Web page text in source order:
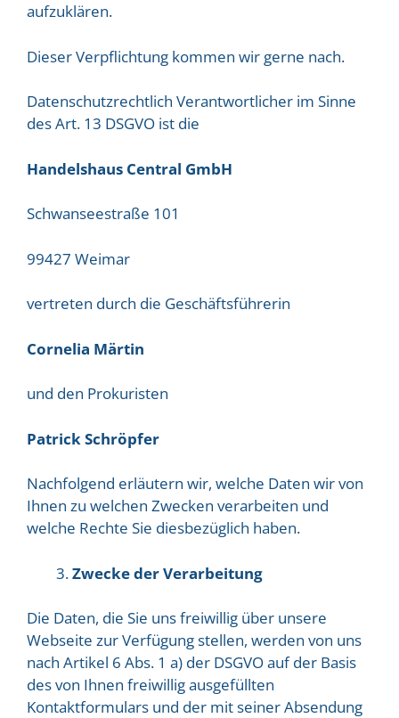
aufzuklären.
Dieser Verpflichtung kommen wir gerne nach.
Datenschutzrechtlich Verantwortlicher im Sinne
des Art. 13 DSGVO ist die
Handelshaus Central GmbH
Schwanseestraße 101
99427 Weimar
vertreten durch die Geschäftsführerin
Cornelia Märtin
und den Prokuristen
Patrick Schröpfer
Nachfolgend erläutern wir, welche Daten wir von
Ihnen zu welchen Zwecken verarbeiten und
welche Rechte Sie diesbezüglich haben.
Zwecke der Verarbeitung
Die Daten, die Sie uns freiwillig über unsere
Webseite zur Verfügung stellen, werden von uns
nach Artikel 6 Abs. 1 a) der DSGVO auf der Basis
des von Ihnen freiwillig ausgefüllten
Kontaktformulars und der mit seiner Absendung